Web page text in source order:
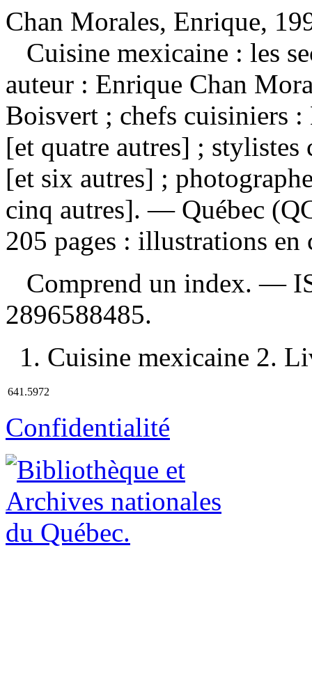
Chan Morales, Enrique,
Cuisine mexicaine : les
auteur : Enrique Chan
Boisvert ; chefs cuisiniers
[et quatre autres] ;
[et six autres] ;
cinq autres]. — Québec
205 pages : illustrations en
Comprend un index. —
2896588485.
1. Cuisine mexicaine 2.
641.5972
Confidentialité